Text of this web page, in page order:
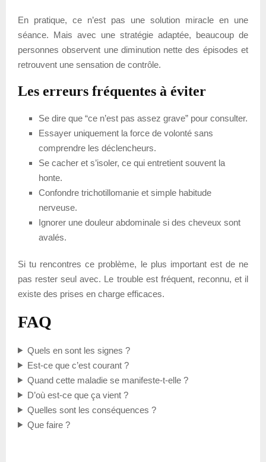
En pratique, ce n’est pas une solution miracle en une
séance. Mais avec une stratégie adaptée, beaucoup de
personnes observent une diminution nette des épisodes et
retrouvent une sensation de contrôle.
Les erreurs fréquentes à éviter
Se dire que “ce n’est pas assez grave” pour consulter.
Essayer uniquement la force de volonté sans
comprendre les déclencheurs.
Se cacher et s’isoler, ce qui entretient souvent la
honte.
Confondre trichotillomanie et simple habitude
nerveuse.
Ignorer une douleur abdominale si des cheveux sont
avalés.
Si tu rencontres ce problème, le plus important est de ne
pas rester seul avec. Le trouble est fréquent, reconnu, et il
existe des prises en charge efficaces.
FAQ
Quels en sont les signes ?
Est-ce que c’est courant ?
Quand cette maladie se manifeste-t-elle ?
D’où est-ce que ça vient ?
Quelles sont les conséquences ?
Que faire ?